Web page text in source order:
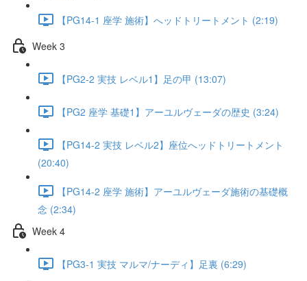
【PG14-1 座学 施術】へッドトリートメント (2:19)
Week 3
【PG2-2 実技 レベル1】足の甲 (13:07)
【PG2 座学 基礎1】アーユルヴェーダの歴史 (3:24)
【PG14-2 実技 レベル2】座位へッドトリートメント
(20:40)
【PG14-2 座学 施術】アーユルヴェーダ施術の基礎概
念 (2:34)
Week 4
【PG3-1 実技 マルマ/ナーディ】足裏 (6:29)